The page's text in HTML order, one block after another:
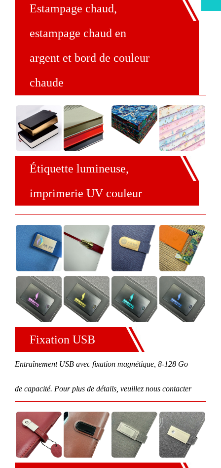
Estampage chaud,
estampage chaud en
argent et bord de couleur
chaude
Étiquette lumineuse,
imprimerie UV couleur
Fixation USB
Entraînement USB avec fixation magnétique, 8-128 Go
de capacité. Pour plus de détails, veuillez nous contacter